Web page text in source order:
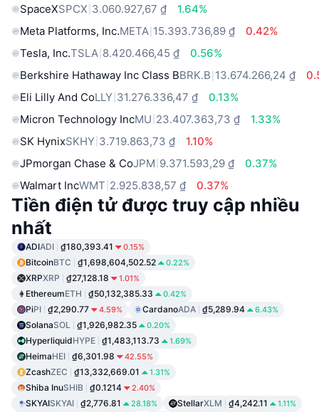
SpaceXSPCX 3.060.927,67 ₫
1.64%
Meta Platforms, Inc.META 15.393.736,89 ₫
0.42%
Tesla, Inc.TSLA 8.420.466,45 ₫
0.56%
Berkshire Hathaway Inc Class BBRK.B 13.674.266,24 ₫
Eli Lilly And CoLLY 31.276.336,47 ₫
0.13%
Micron Technology IncMU 23.407.363,73 ₫
1.33%
SK HynixSKHY 3.719.863,73 ₫
1.10%
JPmorgan Chase & CoJPM 9.371.593,29 ₫
0.37%
Walmart IncWMT 2.925.838,57 ₫ 0.37%
Tiền điện tử được truy cập nhiều
nhất
ADIADI ₫180,393.41 0.15%
BitcoinBTC ₫1,698,604,502.52 0.22%
XRPXRP ₫27,128.18 1.01%
EthereumETH ₫50,132,385.33 0.42%
PiPI ₫2,290.77 4.59% CardanoADA ₫5,289.94 6.43%
SolanaSOL ₫1,926,982.35 0.20%
HyperliquidHYPE ₫1,483,113.73 1.69%
HeimaHEI ₫6,301.98 42.55%
ZcashZEC ₫13,332,669.01 1.31%
Shiba InuSHIB ₫0.1214 2.40%
SKYAISKYAI ₫2,776.81 28.18% StellarXLM ₫4,242.11 1.11%